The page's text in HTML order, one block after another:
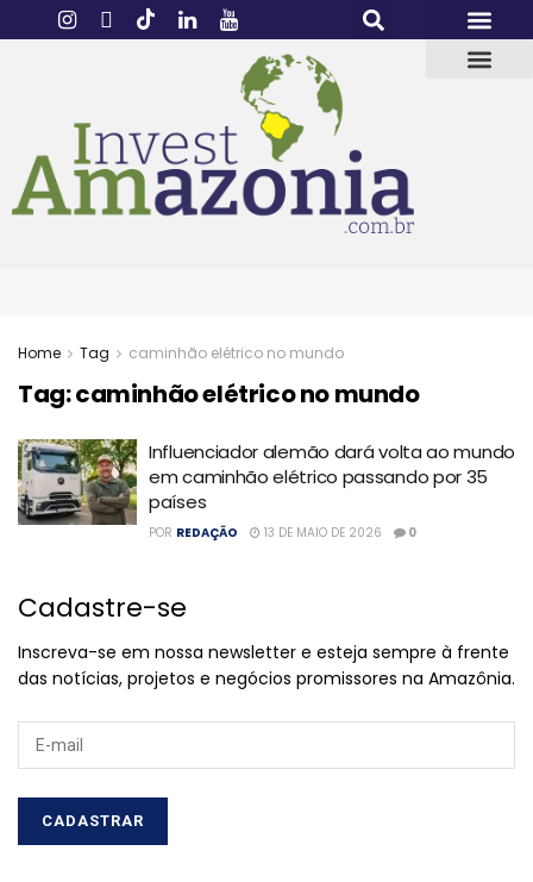
Home Tag caminhão elétrico no mundo
Tag:caminhão elétrico no mundo
Influenciador alemão dará volta ao mundo
em caminhão elétrico passando por 35
países
POR REDAÇÃO 13 DE MAIO DE 2026 0
Cadastre-se
Inscreva-se em nossa newsletter e esteja sempre à frente
das notícias, projetos e negócios promissores na Amazônia.